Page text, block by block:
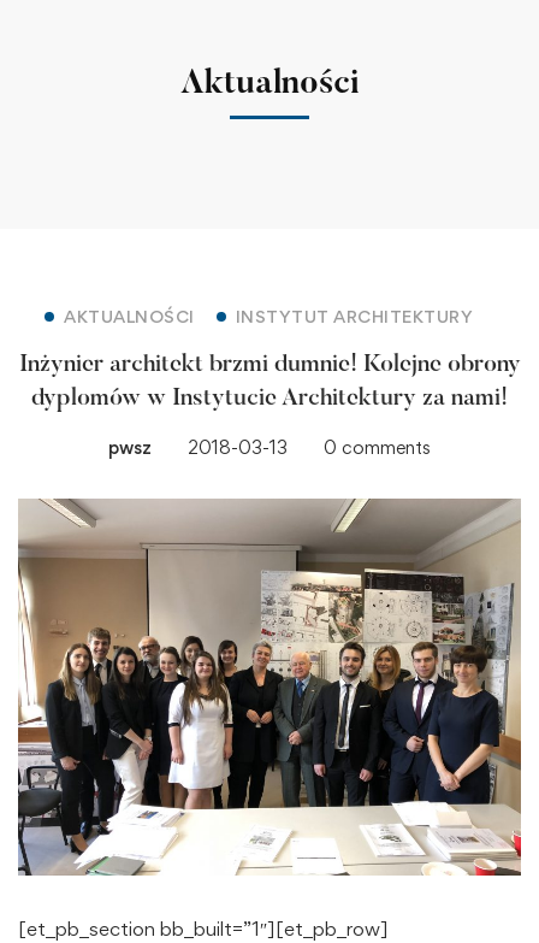
Aktualności
AKTUALNOŚCI INSTYTUT ARCHITEKTURY
Inżynier architekt brzmi dumnie! Kolejne obrony
dyplomów w Instytucie Architektury za nami!
pwsz 2018-03-13 0 comments
[et_pb_section bb_built=”1″][et_pb_row]